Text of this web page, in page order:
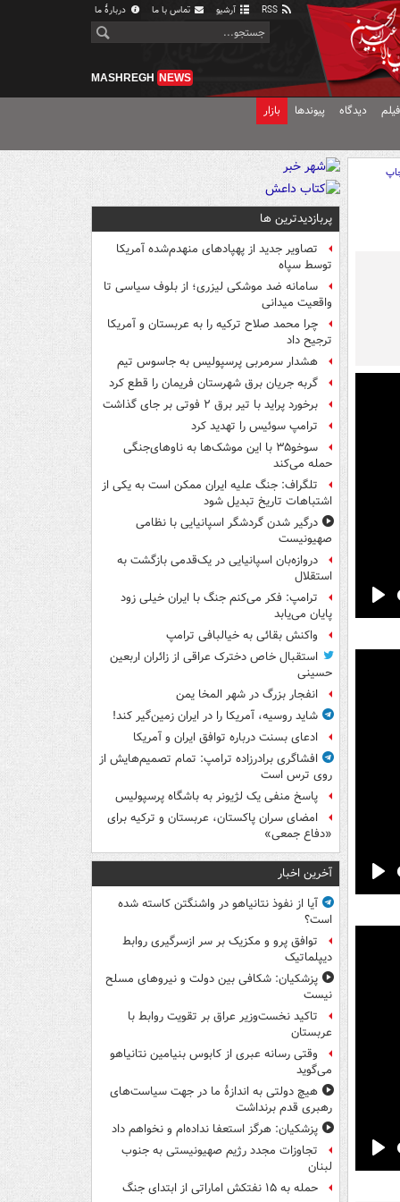
آرشیو تماس با ما دربارهٔ ما
MASHREGH NEWS
دیدگاه پیوندها بازار
پربازدیدترین ها
تصاویر جدید از پهپادهای منهدم‌شده آمریکا
توسط سپاه
سامانه ضد موشکی لیزری؛ از بلوف سیاسی تا
واقعیت میدانی
چرا محمد صلاح ترکیه را به عربستان و آمریکا
ترجیح داد
هشدار سرمربی پرسپولیس به جاسوس تیم
گربه جریان برق شهرستان فریمان را قطع کرد
برخورد پراید با تیر برق ۲ فوتی بر جای گذاشت
ترامپ سوئیس را تهدید کرد
سوخو۳۵ با این موشک‌ها به ناوهای‌جنگی
حمله می‌کند
تلگراف: جنگ علیه ایران ممکن است به یکی از
اشتباهات تاریخ تبدیل شود
درگیر شدن گردشگر اسپانیایی با نظامی
صهیونیست
دروازه‌بان اسپانیایی در یک‌قدمی بازگشت به
استقلال
ترامپ: فکر می‌کنم جنگ با ایران خیلی زود
پایان می‌یابد
واکنش بقائی به خیالبافی ترامپ
استقبال خاص دخترک عراقی از زائران اربعین
حسینی
انفجار بزرگ در شهر المخا یمن
شاید روسیه، آمریکا را در ایران زمین‌گیر کند!
ادعای بسنت درباره توافق ایران و آمریکا
افشاگری برادرزاده ترامپ: تمام تصمیم‌هایش از
روی ترس است
پاسخ منفی یک لژیونر به باشگاه پرسپولیس
امضای سران پاکستان، عربستان و ترکیه برای
«دفاع جمعی»
آخرین اخبار
آیا از نفوذ نتانیاهو در واشنگتن کاسته شده
است؟
توافق پرو و مکزیک بر سر ازسرگیری روابط
دیپلماتیک
پزشکیان: شکافی بین دولت و نیروهای مسلح
نیست
تاکید نخست‌وزیر عراق بر تقویت روابط با
عربستان
وقتی رسانه عبری از کابوس بنیامین نتانیاهو
می‌گوید
هیچ دولتی به اندازۀ ما در جهت سیاست‌های
رهبری قدم برنداشت
پزشکیان: هرگز استعفا نداده‌ام و نخواهم داد
تجاوزات مجدد رژیم صهیونیستی به جنوب
لبنان
حمله به ۱۵ نفتکش‌ اماراتی از ابتدای جنگ